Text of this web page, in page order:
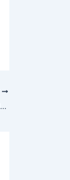
Bisteca Bovina na Airfryer: Suculência e Praticidade em Minutos